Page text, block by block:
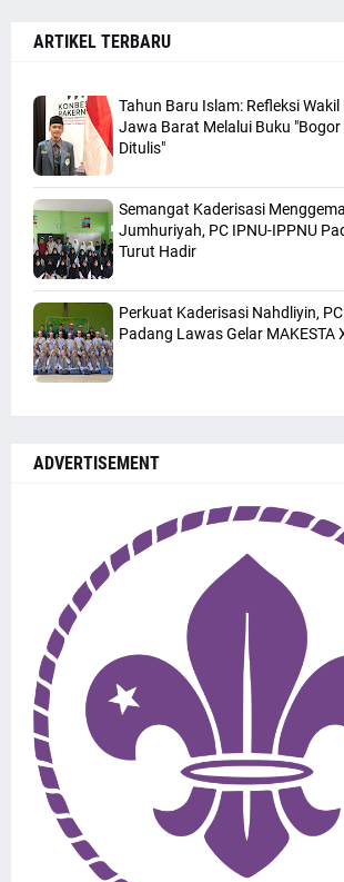
ARTIKEL TERBARU
Tahun Baru Islam: Refleksi Wakil
Jawa Barat Melalui Buku "Bogor
Ditulis"
Semangat Kaderisasi
Jumhuriyah, PC IPNU-IPPNU
Turut Hadir
Perkuat Kaderisasi Nahdliyin,
Padang Lawas Gelar MAKESTA
ADVERTISEMENT